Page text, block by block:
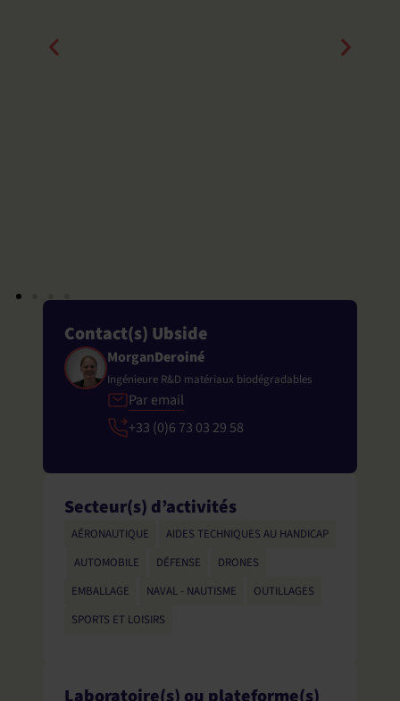
Contact(s) Ubside
MorganDeroiné
Ingénieure R&D matériaux biodégradables
Par email
+33 (0)6 73 03 29 58
Secteur(s) d’activités
AÉRONAUTIQUE
AIDES TECHNIQUES AU HANDICAP
AUTOMOBILE DÉFENSE DRONES
EMBALLAGE
NAVAL - NAUTISME OUTILLAGES
SPORTS ET LOISIRS